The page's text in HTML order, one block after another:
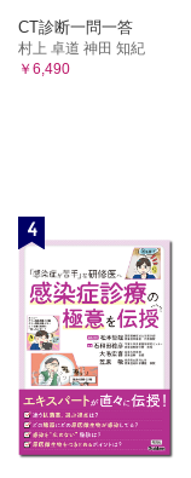
CT診断一問一答
村上 卓道 神田 知紀
￥6,490
4